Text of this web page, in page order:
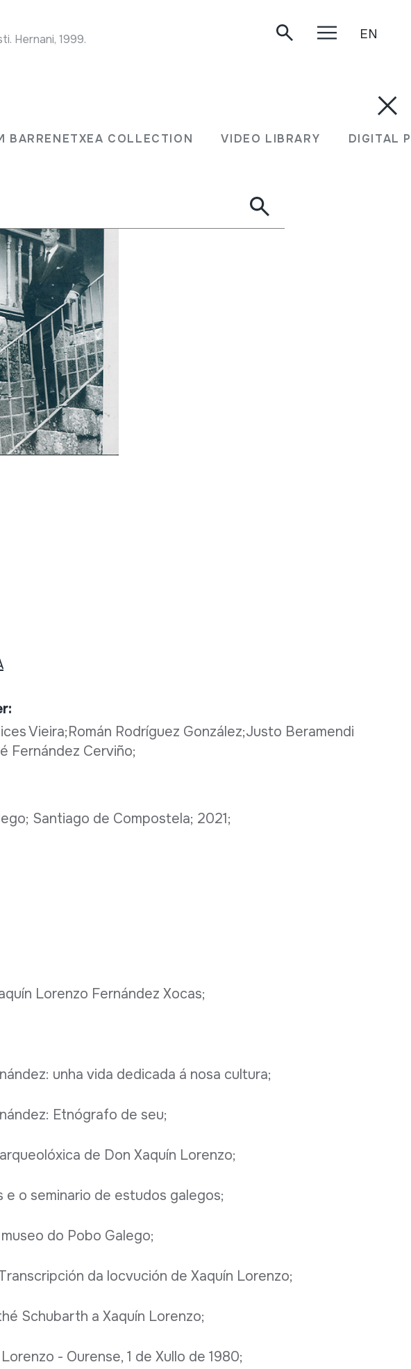
BARRENETXEA COLLECTION VIDEO LIBRARY DIGITAL
Hernani, 1999.
EN
Vieira;Román Rodríguez González;Justo Beramendi
Fernández Cerviño;
Santiago de Compostela; 2021;
Lorenzo Fernández Xocas;
unha vida dedicada á nosa cultura;
Etnógrafo de seu;
de Don Xaquín Lorenzo;
e o seminario de estudos galegos;
do Pobo Galego;
da locvución de Xaquín Lorenzo;
Schubarth a Xaquín Lorenzo;
- Ourense, 1 de Xullo de 1980;